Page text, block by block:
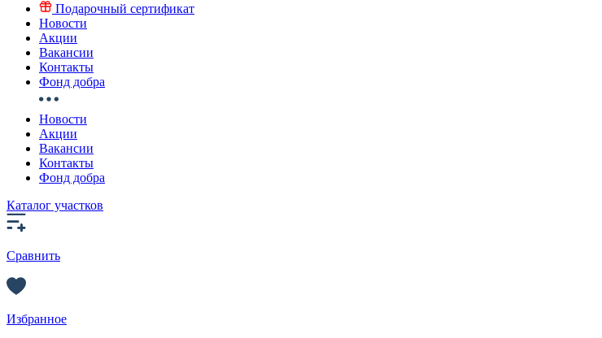
Подарочный сертификат
Новости
Акции
Вакансии
Контакты
Фонд добра
Новости
Акции
Вакансии
Контакты
Фонд добра
Каталог участков
Сравнить
Избранное